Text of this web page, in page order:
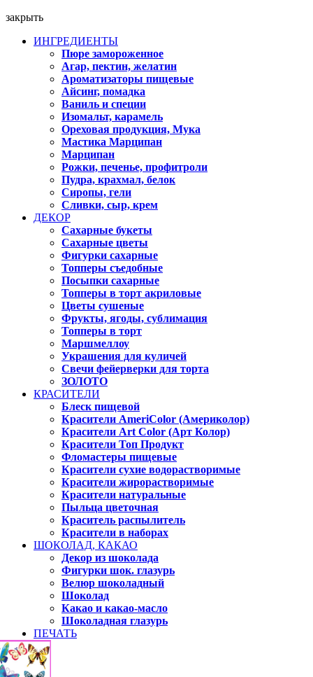
закрыть
ИНГРЕДИЕНТЫ
Пюре замороженное
Агар, пектин, желатин
Ароматизаторы пищевые
Айсинг, помадка
Ваниль и специи
Изомальт, карамель
Ореховая продукция, Мука
Мастика Марципан
Марципан
Рожки, печенье, профитроли
Пудра, крахмал, белок
Сиропы, гели
Сливки, сыр, крем
ДЕКОР
Сахарные букеты
Сахарные цветы
Фигурки сахарные
Топперы съедобные
Посыпки сахарные
Топперы в торт акриловые
Цветы сушеные
Фрукты, ягоды, сублимация
Топперы в торт
Маршмеллоу
Украшения для куличей
Свечи фейерверки для торта
ЗОЛОТО
КРАСИТЕЛИ
Блеск пищевой
Красители AmeriColor (Америколор)
Красители Art Color (Арт Колор)
Красители Топ Продукт
Фломастеры пищевые
Красители сухие водорастворимые
Красители жирорастворимые
Красители натуральные
Пыльца цветочная
Краситель распылитель
Красители в наборах
ШОКОЛАД, КАКАО
Декор из шоколада
Фигурки шок. глазурь
Велюр шоколадный
Шоколад
Какао и какао-масло
Шоколадная глазурь
ПЕЧАТЬ